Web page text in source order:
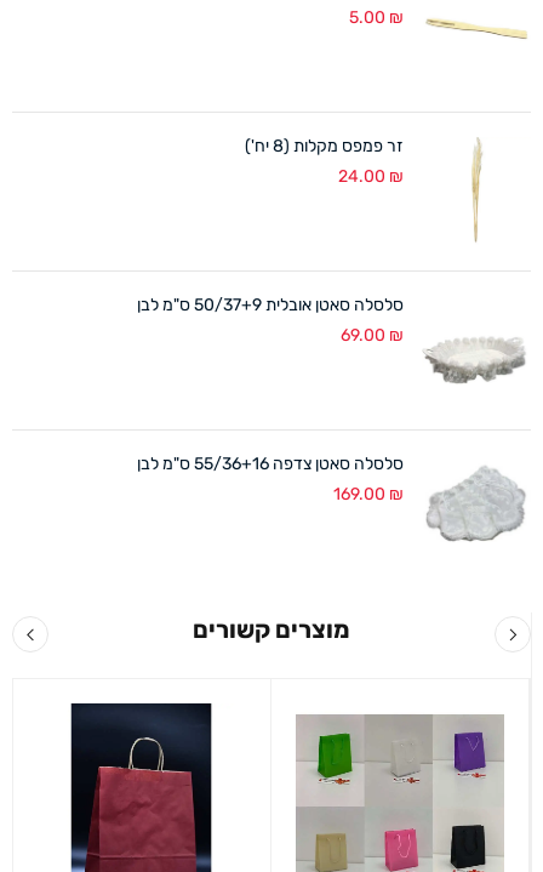
5.00 ₪
זר פמפס מקלות (8 יח')
24.00 ₪
סלסלה סאטן אובלית 50/37+9 ס"מ לבן
69.00 ₪
סלסלה סאטן צדפה 55/36+16 ס"מ לבן
169.00 ₪
מוצרים קשורים